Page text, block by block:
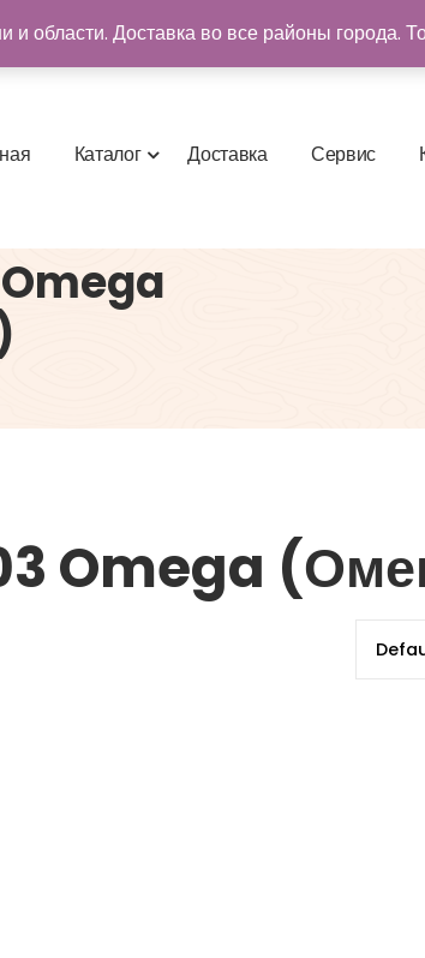
ная Каталог Доставка Сервис
Omega
области. Доставка во все районы города.